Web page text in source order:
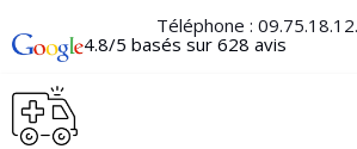
Téléphone :
4.8/5 basés sur 628 avis